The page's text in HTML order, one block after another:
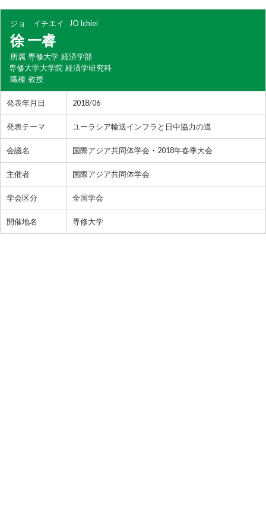
ジョ イチエイ JO Ichiei
徐 一睿
所属 専修大学 経済学部
専修大学大学院 経済学研究科
職種 教授
発表年月日 2018/06
発表テーマ ユーラシア輸送インフラと日中協力の道
会議名 国際アジア共同体学会・2018年春季大会
主催者 国際アジア共同体学会
学会区分 全国学会
開催地名 専修大学